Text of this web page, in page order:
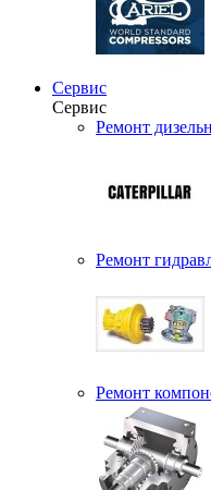
Сервис
Сервис
Ремонт
Ремонт
Ремонт